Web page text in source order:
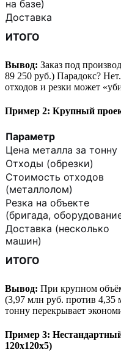
на базе)
Доставка
ИТОГО
Вывод: Заказ под
89 250 руб.) Парадокс?
отходов и резки может
Пример 2: Крупный
Параметр
Цена металла за тонну
Отходы (обрезки)
Стоимость отходов
(металлолом)
Резка на объекте
(бригада,
Доставка (несколько
машин)
ИТОГО
Вывод: При крупном
(3,97 млн руб. против 4,35
тонну перекрывает
Пример 3:
120x120x5)